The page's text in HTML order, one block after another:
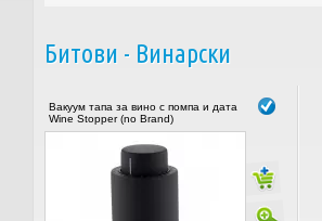
Битови - Винарски
Вакуум тапа за вино с помпа и дата
Wine Stopper (no Brand)